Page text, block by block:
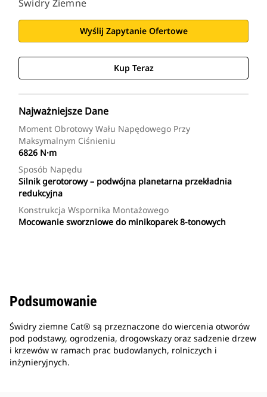
Świdry Ziemne
Wyślij Zapytanie Ofertowe
Kup Teraz
Najważniejsze Dane
Moment Obrotowy Wału Napędowego Przy
Maksymalnym Ciśnieniu
6826 N·m
Sposób Napędu
Silnik gerotorowy – podwójna planetarna przekładnia
redukcyjna
Konstrukcja Wspornika Montażowego
Mocowanie sworzniowe do minikoparek 8-tonowych
Podsumowanie
Świdry ziemne Cat® są przeznaczone do wiercenia otworów
pod podstawy, ogrodzenia, drogowskazy oraz sadzenie drzew
i krzewów w ramach prac budowlanych, rolniczych i
inżynieryjnych.